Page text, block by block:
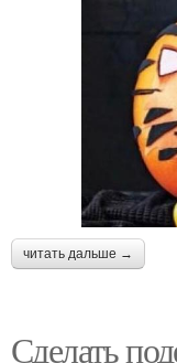
читать дальше →
Сделать